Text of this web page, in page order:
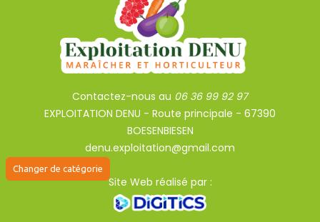
Contactez-nous au 06 36 99 92 97
EXPLOITATION DENU - Route principale - 67390
BOESENBIESEN
denu.exploitation@gmail.com
Site Web réalisé par :